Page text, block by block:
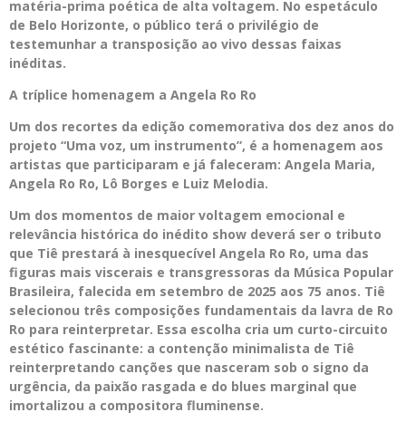
matéria-prima poética de alta voltagem. No espetáculo
de Belo Horizonte, o público terá o privilégio de
testemunhar a transposição ao vivo dessas faixas
inéditas.
A tríplice homenagem a Angela Ro Ro
Um dos recortes da edição comemorativa dos dez anos do
projeto “Uma voz, um instrumento”, é a homenagem aos
artistas que participaram e já faleceram: Angela Maria,
Angela Ro Ro, Lô Borges e Luiz Melodia.
Um dos momentos de maior voltagem emocional e
relevância histórica do inédito show deverá ser o tributo
que Tiê prestará à inesquecível Angela Ro Ro, uma das
figuras mais viscerais e transgressoras da Música Popular
Brasileira, falecida em setembro de 2025 aos 75 anos. Tiê
selecionou três composições fundamentais da lavra de Ro
Ro para reinterpretar. Essa escolha cria um curto-circuito
estético fascinante: a contenção minimalista de Tiê
reinterpretando canções que nasceram sob o signo da
urgência, da paixão rasgada e do blues marginal que
imortalizou a compositora fluminense.